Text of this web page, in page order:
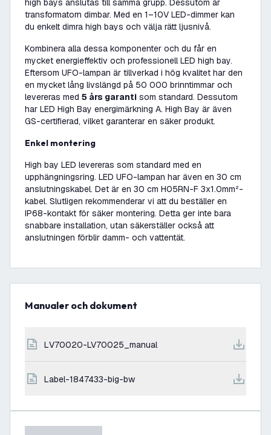
high bays anslutas till samma grupp. Dessutom är
transformatorn dimbar. Med en 1–10V LED-dimmer kan
du enkelt dimra high bays och välja rätt ljusnivå.
Kombinera alla dessa komponenter och du får en
mycket energieffektiv och professionell LED high bay.
Eftersom UFO-lampan är tillverkad i hög kvalitet har den
en mycket lång livslängd på 50 000 brinntimmar och
levereras med 5 års garanti som standard. Dessutom
har LED High Bay energimärkning A. High Bay är även
GS-certifierad, vilket garanterar en säker produkt.
Enkel montering
High bay LED levereras som standard med en
upphängningsring. LED UFO-lampan har även en 30 cm
anslutningskabel. Det är en 30 cm H05RN-F 3x1.0mm²-
kabel. Slutligen rekommenderar vi att du beställer en
IP68-kontakt för säker montering. Detta ger inte bara
snabbare installation, utan säkerställer också att
anslutningen förblir damm- och vattentät.
Manualer och dokument
LV70020-LV70025_manual
label-1847433-big-bw